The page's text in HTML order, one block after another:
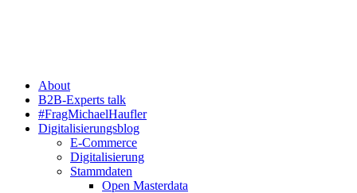
About
B2B-Experts talk
#FragMichaelHaufler
Digitalisierungsblog
E-Commerce
Digitalisierung
Stammdaten
Open Masterdata